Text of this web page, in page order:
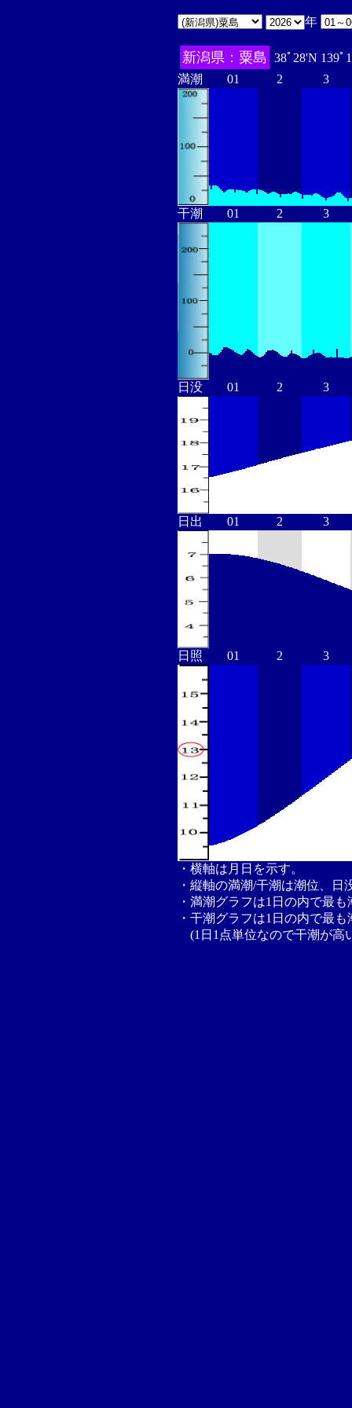
年
新潟県：粟島
38ﾟ28'N 139ﾟ
満潮
01 2 3
干潮 01 2 3
日没 01 2 3
日出 01 2 3
日照 01 2 3
・横軸は月日を示す。
・縦軸の満潮/干潮は潮位、
・満潮グラフは1日の内で最
・干潮グラフは1日の内で最
(1日1点単位なので干潮が高